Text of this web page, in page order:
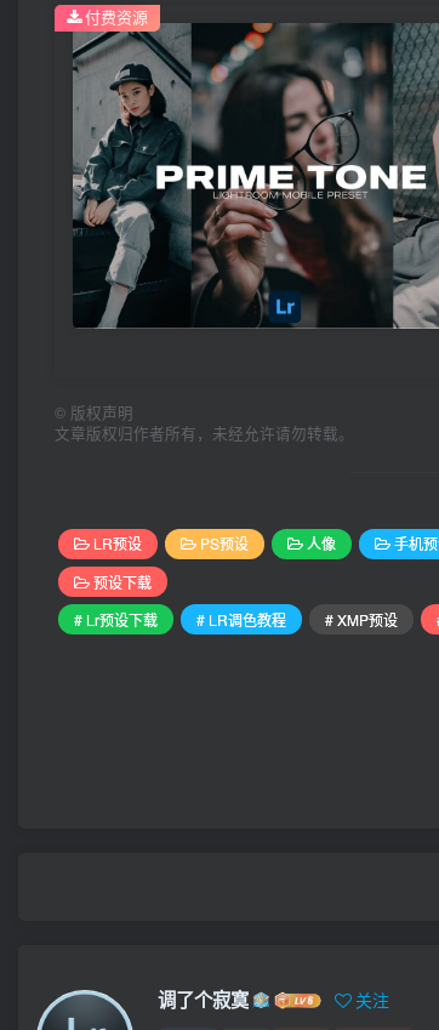
付费资源
© 版权声明
文章版权归作者所有，未经允许请勿转载。
LR预设 PS预设 人像 手机
预设下载
# Lr预设下载
# LR调色教程 # XMP预设
调了个寂寞 关注